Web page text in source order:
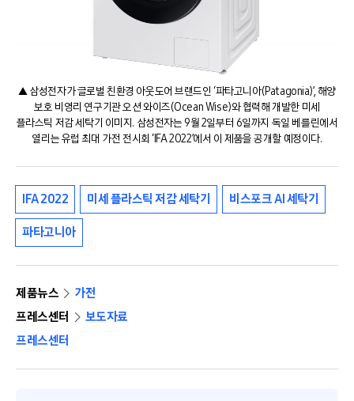
▲ 삼성전자가 글로벌 친환경 아웃도어 브랜드인 ‘파타고니아(Patagonia)’, 해양
보호 비영리 연구기관 오션 와이즈(Ocean Wise)와 협력해 개발한 미세
플라스틱 저감 세탁기 이미지. 삼성전자는 9월 2일부터 6일까지 독일 베를린에서
열리는 유럽 최대 가전 전시회 ‘IFA 2022’에서 이 제품을 공개할 예정이다.
IFA 2022 미세 플라스틱 저감 세탁기 비스포크 AI 세탁기
파타고니아
제품뉴스
가전
프레스센터
보도자료
프레스센터